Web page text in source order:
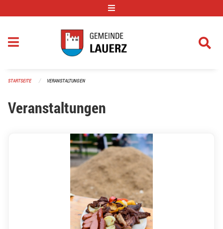
STARTSEITE VERANSTALTUNGEN
Veranstaltungen